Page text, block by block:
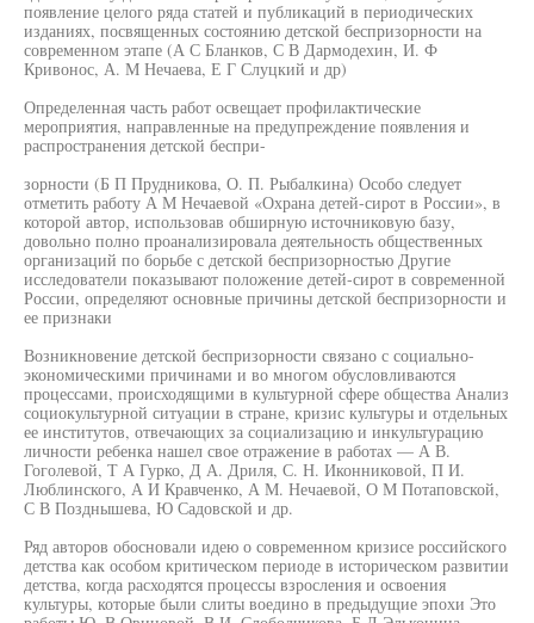
появление целого ряда статей и публикаций в периодических
изданиях, посвященных состоянию детской беспризорности на
современном этапе (А С Бланков, С В Дармодехин, И. Ф
Кривонос, А. М Нечаева, Е Г Слуцкий и др)
Определенная часть работ освещает профилактические
мероприятия, направленные на предупреждение появления и
распространения детской беспри-
зорности (Б П Прудникова, О. П. Рыбалкина) Особо следует
отметить работу А М Нечаевой «Охрана детей-сирот в России», в
которой автор, использовав обширную источниковую базу,
довольно полно проанализировала деятельность общественных
организаций по борьбе с детской беспризорностью Другие
исследователи показывают положение детей-сирот в современной
России, определяют основные причины детской беспризорности и
ее признаки
Возникновение детской беспризорности связано с социально-
экономическими причинами и во многом обусловливаются
процессами, происходящими в культурной сфере общества Анализ
социокультурной ситуации в стране, кризис культуры и отдельных
ее институтов, отвечающих за социализацию и инкультурацию
личности ребенка нашел свое отражение в работах — А В.
Гоголевой, Т А Гурко, Д А. Дриля, С. Н. Иконниковой, П И.
Люблинского, А И Кравченко, А М. Нечаевой, О М Потаповской,
С В Позднышева, Ю Садовской и др.
Ряд авторов обосновали идею о современном кризисе российского
детства как особом критическом периоде в историческом развитии
детства, когда расходятся процессы взросления и освоения
культуры, которые были слиты воедино в предыдущие эпохи Это